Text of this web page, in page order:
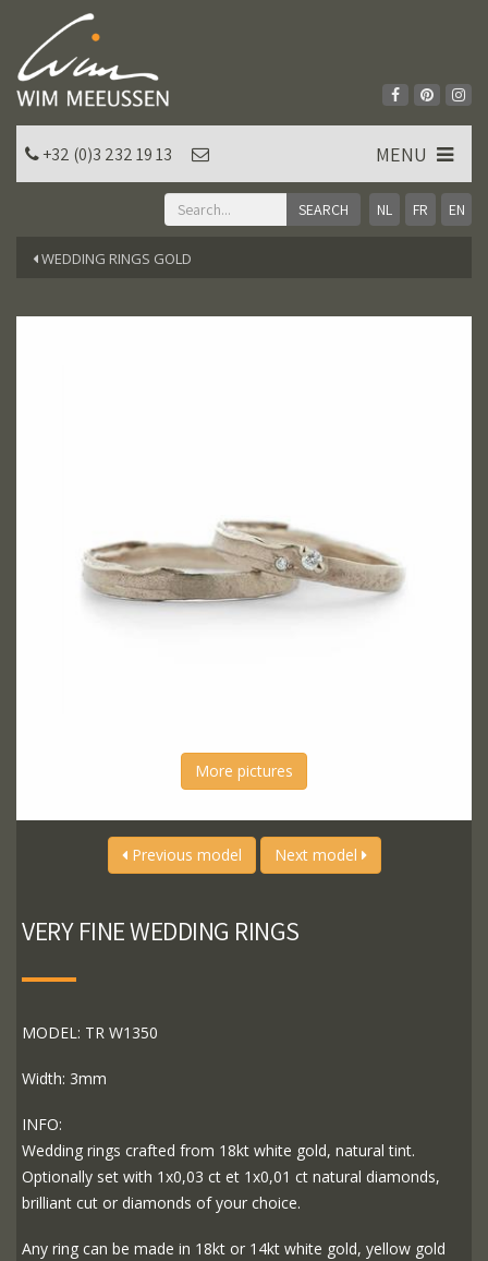
NL FR EN
+32 (0)3 232 19 13 MENU
WEDDING RINGS GOLD
More pictures
Previous model Next model
VERY FINE WEDDING RINGS
MODEL: TR W1350
Width: 3mm
INFO:
Wedding rings crafted from 18kt white gold, natural tint.
Optionally set with 1x0,03 ct et 1x0,01 ct natural diamonds,
brilliant cut or diamonds of your choice.
Any ring can be made in 18kt or 14kt white gold, yellow gold